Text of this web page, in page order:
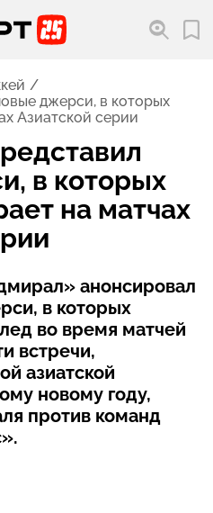
джерси, в которых
Азиатской серии
в которых
на матчах
анонсировал
в которых
во время матчей
встречи,
азиатской
новому году,
против команд